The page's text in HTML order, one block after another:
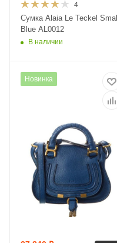
4
Сумка Alaia Le Teckel Small
Blue AL0012
В наличии
Новинка